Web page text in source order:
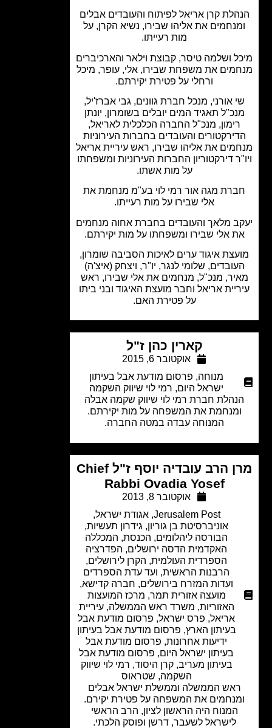
קרן אריאל לפיתוח והעובדים אבלים
את אליהו שבירו, נשיא הקרן, על
מות רעייתו.
ושלמה טיסר, קבוצת וילאר והארכיברים
את משפחת שבירו, אלי, עופר, מיכל
ורחלי על פטירת יקירתם.
אורני, מנכל חברת גוונים, גבי אברז'יל,
תאגיד המים יובלים בשומרון, יונתן
רימון, מנכ"ל החברה הכלכלית לאריאל,
והעובדים בחברות העירוניות
את אליהו שבירו, ראש עיריית אריאל
דירקטוריון החברות העירוניות ומשפחתו
על מות אשתו.
מגה אור רמי לוי בע"מ מנחמת את
אלי שבירו על מות רעייתו.
מלאך והעובדים בחברת אחוה מנחמים
אלי שבירו ומשפחתו על מות יקירתם.
איגוד ערים לאיכות הסביבה שומרון,
שלומי לנגר, יו"ר, ויצחק (איצ'ה)
מנכ"ל, מנחמים את אלי שבירו, ראש
אריאל וחבר מועצת האיגוד ובני ביתו
על פטירת האם.
קארין כהן ז"ל
אוקטובר 6, 2015
מנוחה
פרסום מודעת אבל בעיתון
ישראל היום,רמי לוי שיווק השקמה
חברת רמי לוי שיווק שקמה אבלה
את המשפחה על מות יקירתם.
המנוחה עבדה במטה החברה.
מרן הרב עובדיה יוסף ז"ל Chief
Rabbi Ovadia Yosef
אוקטובר 8, 2013
Jerusalem Post
,אגודת ישראל,
אוניברסיטת בן גוריון ,גידרון תעשיות ,
הבורסה ליהלומים,הכנסת,המכללה
האקדמית הדסה ירושלים ,הפדרציה
הספרדית העולמית,הקרן לירושלים,
הרבנות הראשית,ועד עדת הספרדים
ועדות המזרח בירושלים,חברה קדישא,
מועצה אזורית תמר,מרכז המועצות
האזוריות,משרד ראש הממשלה,עיריית
פרס ישראל, פרסום מודעת אבל
בעיתון הארץ,פרסום מודעת אבל בעיתון
ידיעות אחרונות,פרסום מודעת אבל
בעיתון ישראל היום,פרסום מודעת אבל
בעיתון מעריב, קרן היסוד,רמי לוי שיווק
,שטראוס
ראש הממשלה וממשלת ישראל אבלים
את המשפחה על פטירת יקירם.
המנוח היה הראשון לציון, הרב הראשי
לישראל לשעבר, דרשן ופוסק הלכתי.